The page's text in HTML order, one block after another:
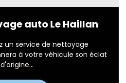
auto Le Haillan
un service de nettoyage
à votre véhicule son éclat
d'origine...